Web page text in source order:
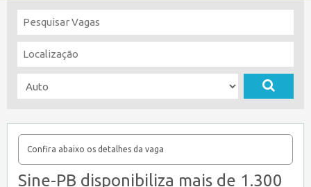
Confira abaixo os detalhes da vaga
Sine-PB disponibiliza mais de 1.300